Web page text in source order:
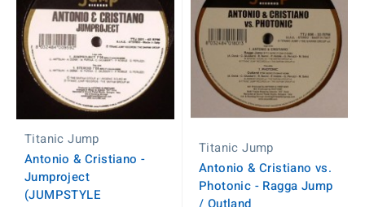
Titanic Jump
Antonio & Cristiano -
Jumproject
(JUMPSTYLE
Titanic Jump
Antonio & Cristiano vs.
Photonic - Ragga Jump
/ Outland